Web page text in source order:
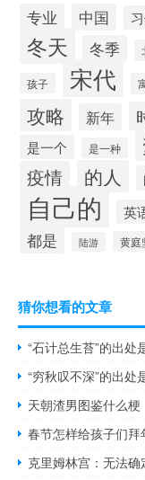
专业 中国
冬天 冬季
孩子 宋代
攻略 新年
是一个 是一种
疫情 的人
自己的 英
都是 陆游 黄庭
猜你想看的文章
“石计总生苔”的出处
“穷秋叹不深”的出处
天朝渣男图鉴什么梗
春节怎样给孩子们拜
克里姆林宫：无法